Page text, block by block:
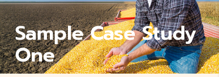
Sample Case Study
One